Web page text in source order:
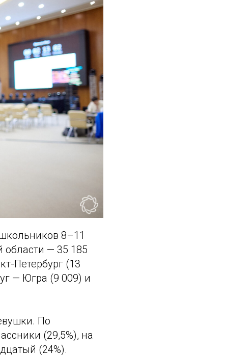
8–11
области — 35 185
Петербург (13
— Югра (9 009) и
По
(29,5%), на
(24%).